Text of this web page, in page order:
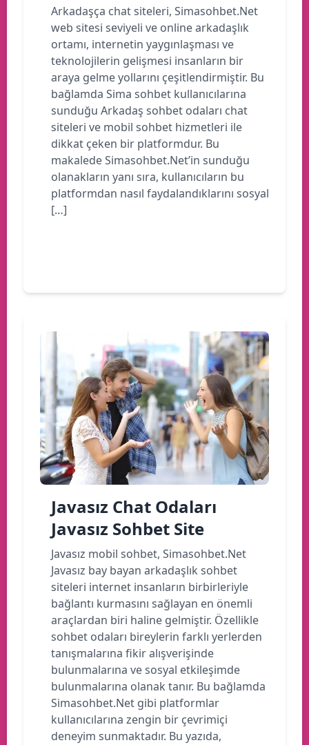
Arkadaşça chat siteleri, Simasohbet.Net
web sitesi seviyeli ve online arkadaşlık
ortamı, internetin yaygınlaşması ve
teknolojilerin gelişmesi insanların bir
araya gelme yollarını çeşitlendirmiştir. Bu
bağlamda Sima sohbet kullanıcılarına
sunduğu Arkadaş sohbet odaları chat
siteleri ve mobil sohbet hizmetleri ile
dikkat çeken bir platformdur. Bu
makalede Simasohbet.Net’in sunduğu
olanakların yanı sıra, kullanıcıların bu
platformdan nasıl faydalandıklarını sosyal
[…]
Javasız Chat Odaları
Javasız Sohbet Site
Javasız mobil sohbet, Simasohbet.Net
Javasız bay bayan arkadaşlık sohbet
siteleri internet insanların birbirleriyle
bağlantı kurmasını sağlayan en önemli
araçlardan biri haline gelmiştir. Özellikle
sohbet odaları bireylerin farklı yerlerden
tanışmalarına fikir alışverişinde
bulunmalarına ve sosyal etkileşimde
bulunmalarına olanak tanır. Bu bağlamda
Simasohbet.Net gibi platformlar
kullanıcılarına zengin bir çevrimiçi
deneyim sunmaktadır. Bu yazıda,